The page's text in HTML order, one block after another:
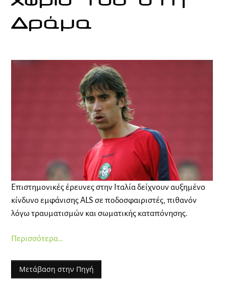
Δράμα
Επιστημονικές έρευνες στην Ιταλία δείχνουν αυξημένο
κίνδυνο εμφάνισης ALS σε ποδοσφαιριστές, πιθανόν
λόγω τραυματισμών και σωματικής καταπόνησης.
Περισσότερα…
Μετάβαση στην Πηγή